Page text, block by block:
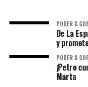
PODER &
De La
y
PODER &
¡Petro
Marta